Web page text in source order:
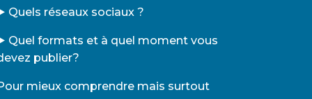
Quels réseaux sociaux ?
Quel formats et à quel moment vous
publier?
mieux comprendre mais surtout